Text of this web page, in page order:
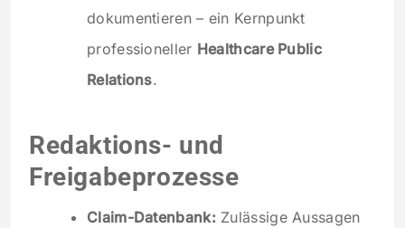
dokumentieren – ein Kernpunkt
professioneller Healthcare Public
Relations.
Redaktions- und
Freigabeprozesse
Claim-Datenbank:Zulässige Aussagen